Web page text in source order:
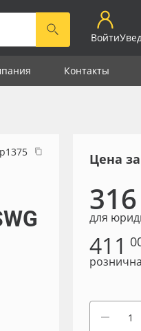
Войти
Контакты
р1375 Цена
316
для
411